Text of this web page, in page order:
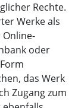
Rechte.
Werke als
Online-
oder
das Werk
Zugang zum